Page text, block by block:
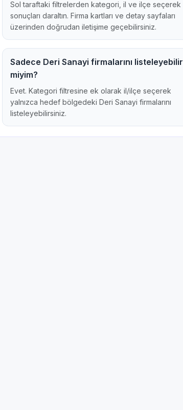
Sol taraftaki filtrelerden kategori, il ve ilçe seçerek
sonuçları daraltın. Firma kartları ve detay sayfaları
üzerinden doğrudan iletişime geçebilirsiniz.
Sadece Deri Sanayi firmalarını listeleyebilir
miyim?
Evet. Kategori filtresine ek olarak il/ilçe seçerek
yalnızca hedef bölgedeki Deri Sanayi firmalarını
listeleyebilirsiniz.